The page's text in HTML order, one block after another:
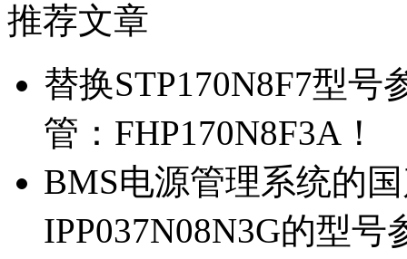
推荐文章
替换STP170N8F7型
管：FHP170N8F3A！
BMS电源管理系统的
IPP037N08N3G的型号